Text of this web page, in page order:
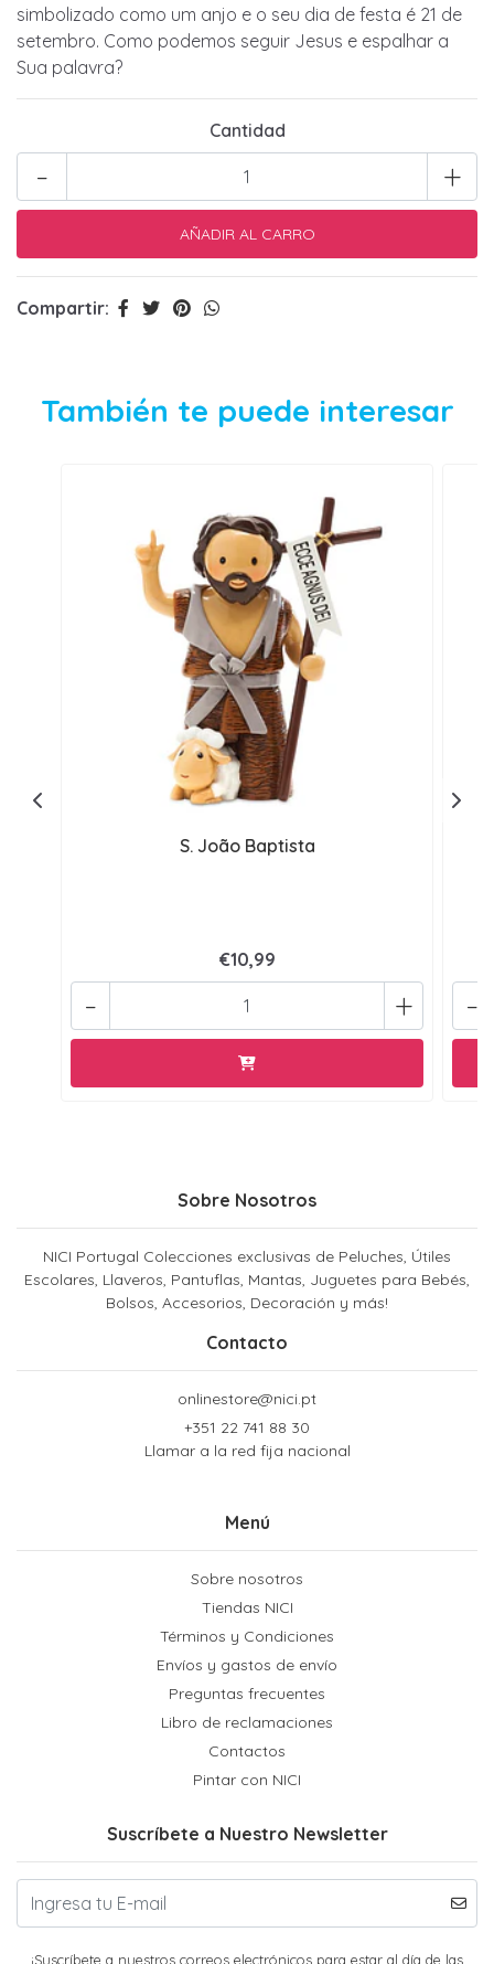
simbolizado como um anjo e o seu dia de festa é 21 de
setembro. Como podemos seguir Jesus e espalhar a
Sua palavra?
Cantidad
+
-
Compartir:
También te puede interesar
S. João Baptista
€10,99
+
- -
Sobre Nosotros
NICI Portugal Colecciones exclusivas de Peluches, Útiles
Escolares, Llaveros, Pantuflas, Mantas, Juguetes para Bebés,
Bolsos, Accesorios, Decoración y más!
Contacto
onlinestore@nici.pt
+351 22 741 88 30
Llamar a la red fija nacional
Menú
Sobre nosotros
Tiendas NICI
Términos y Condiciones
Envíos y gastos de envío
Preguntas frecuentes
Libro de reclamaciones
Contactos
Pintar con NICI
Suscríbete a Nuestro Newsletter
¡Suscríbete a nuestros correos electrónicos para estar al día de las